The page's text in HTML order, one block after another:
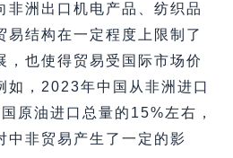
非洲出口机电产品、纺织品
易结构在一定程度上限制了
，也使得贸易受国际市场价
如，2023年中国从非洲进口
原油进口总量的15%左右，
中非贸易产生了一定的影